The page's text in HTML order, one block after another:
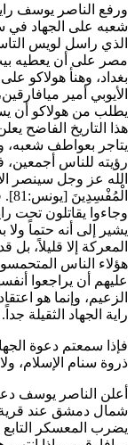
ورفع الناصر يوسف
شعبه على الجهاد في
الذي راسل لويس
مصر على أن يعطيه
بغداد، وهنأ هولاكو
الأيوبي أمير
يطلب من هولاكو أن
هذا التاريخ الفاضح
يتاجر بعواطف شعبه،
رؤيته للناس
الله عز وجل سينصر
الْمُفْسِدِينَ [يونس:81]. فبعض المتحمسين استجابوا
وجاءوا يقاتلون تحت
يشير إلى أنه حتماً
المعركة إلا قليلاً،
هؤلاء الناس
عليهم أن يراجعوا
الزعيم، وإنما هو
راية الجهاد الثقيلة جداً.
فإذا سمعتم دعوة
ذروة سنام الإسلام،
أعلن الناصر يوسف
شمال دمشق عند قرية
يضرب المعسكر